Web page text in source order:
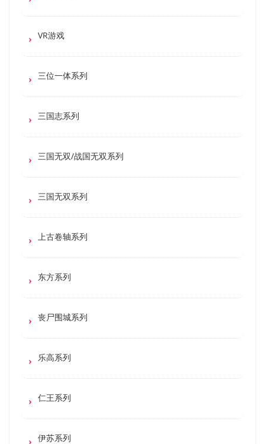
VR游戏
三位一体系列
三国志系列
三国无双/战国无双系列
三国无双系列
上古卷轴系列
东方系列
丧尸围城系列
乐高系列
仁王系列
伊苏系列